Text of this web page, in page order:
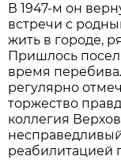
В 1947-м он
встречи с
жить в городе,
Пришлось
время
регулярно
торжество
коллегия
реабилитацией